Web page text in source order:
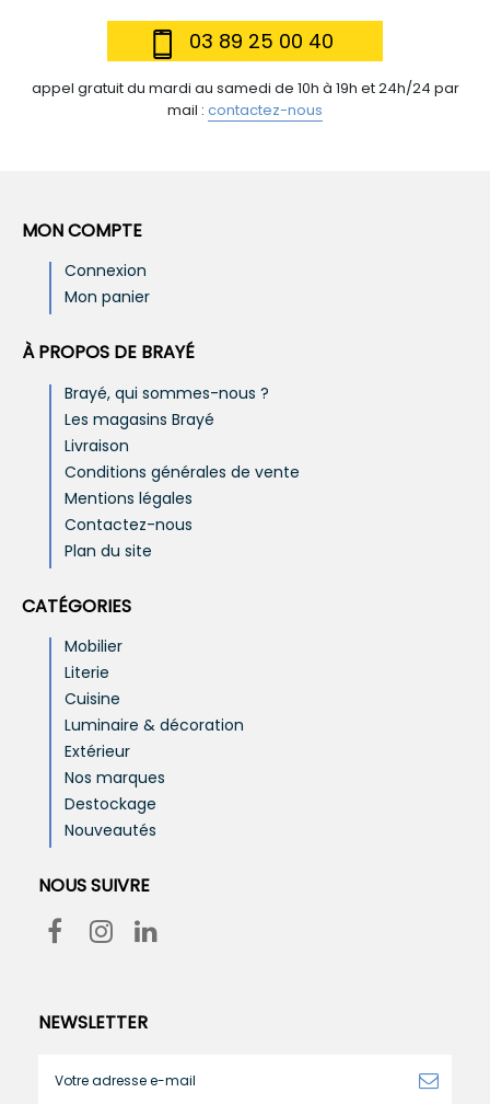
03 89 25 00 40
appel gratuit du mardi au samedi de 10h à 19h et 24h/24 par
mail : contactez-nous
MON COMPTE
Connexion
Mon panier
À PROPOS DE BRAYÉ
Brayé, qui sommes-nous ?
Les magasins Brayé
Livraison
Conditions générales de vente
Mentions légales
Contactez-nous
Plan du site
CATÉGORIES
Mobilier
Literie
Cuisine
Luminaire & décoration
Extérieur
Nos marques
Destockage
Nouveautés
NOUS SUIVRE
NEWSLETTER